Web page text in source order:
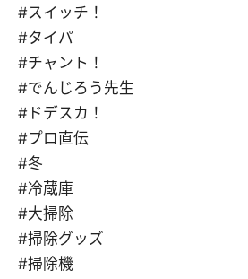
#スイッチ！
#タイパ
#チャント！
#でんじろう先生
#ドデスカ！
#プロ直伝
#冬
#冷蔵庫
#大掃除
#掃除グッズ
#掃除機